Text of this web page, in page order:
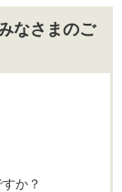
なさまのご
か？